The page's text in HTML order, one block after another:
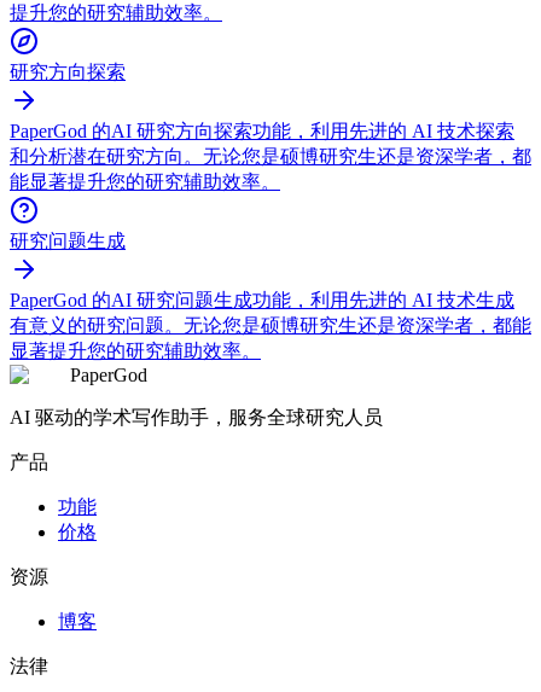
提升您的研究辅助效率。
研究方向探索
PaperGod 的AI 研究方向探索功能，利用先进的 AI 技术探索
和分析潜在研究方向。无论您是硕博研究生还是资深学者，都
能显著提升您的研究辅助效率。
研究问题生成
PaperGod 的AI 研究问题生成功能，利用先进的 AI 技术生成
有意义的研究问题。无论您是硕博研究生还是资深学者，都能
显著提升您的研究辅助效率。
PaperGod
AI 驱动的学术写作助手，服务全球研究人员
产品
功能
价格
资源
博客
法律